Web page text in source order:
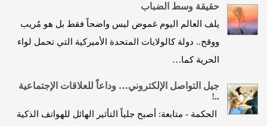
حقيقة وسط الضباب
يلف العالم اليوم غموض ليس واضحاً فقط بل هو مُريب
ووقح.. دولة كالولايات المتحدة الأميركية التي تحمل لواء
الحرية كما…
جيل التواصل الإلكتروني… وداعاً للعلاقات الإجتماعية
..!
الحكمة - متابعة: أصبح جلياً التأثير الهائل للهواتف الذكية